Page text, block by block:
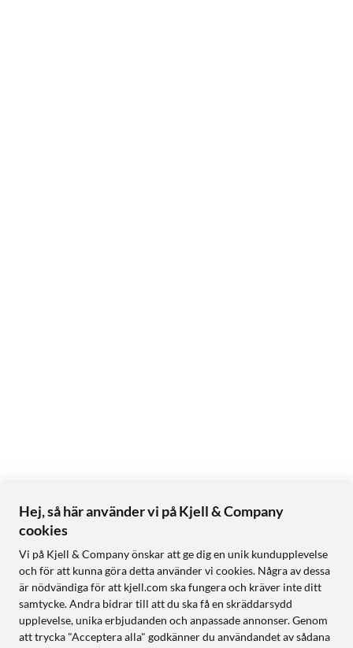
Hej, så här använder vi på Kjell & Company
cookies
Vi på Kjell & Company önskar att ge dig en unik kundupplevelse
och för att kunna göra detta använder vi cookies. Några av dessa
är nödvändiga för att kjell.com ska fungera och kräver inte ditt
samtycke. Andra bidrar till att du ska få en skräddarsydd
upplevelse, unika erbjudanden och anpassade annonser. Genom
att trycka "Acceptera alla" godkänner du användandet av sådana